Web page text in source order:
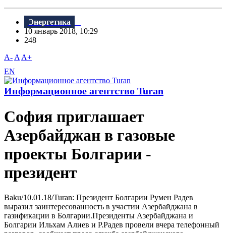
Энергетика
10 январь 2018, 10:29
248
A- A A+
EN
Информационное агентство Turan
София приглашает
Азербайджан в газовые
проекты Болгарии -
президент
Baku/10.01.18/Turan: Президент Болгарии Румен Радев
выразил заинтересованность в участии Азербайджана в
газификации в Болгарии.Президенты Азербайджана и
Болгарии Ильхам Алиев и Р.Радев провели вчера телефонный